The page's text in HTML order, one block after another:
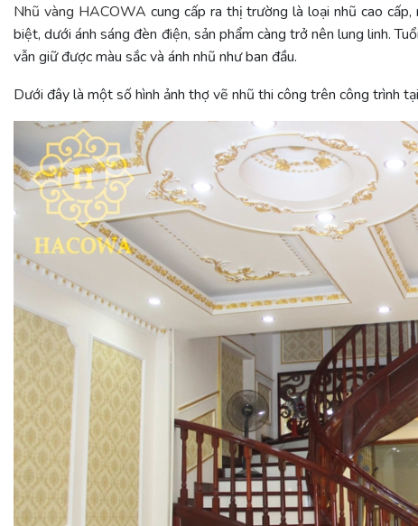
Nhũ vàng HACOWA cung cấp ra thị trường là loại nhũ cao
biệt, dưới ánh sáng đèn điện, sản phẩm càng trở nên lung linh.
vẫn giữ được màu sắc và ánh nhũ như ban đầu.
Dưới đây là một số hình ảnh thợ vẽ nhũ thi công trên công trình